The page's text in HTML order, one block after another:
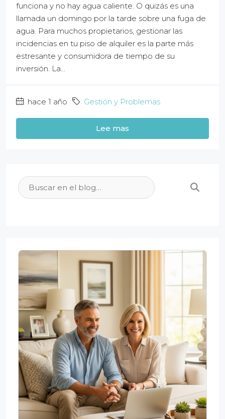
funciona y no hay agua caliente. O quizás es una
llamada un domingo por la tarde sobre una fuga de
agua. Para muchos propietarios, gestionar las
incidencias en tu piso de alquiler es la parte más
estresante y consumidora de tiempo de su
inversión. La...
hace 1 año Gestión y Problemas
Lee mas